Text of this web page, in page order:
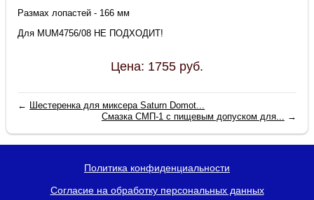
Размах лопастей - 166 мм
Для MUM4756/08 НЕ ПОДХОДИТ!
Цена: 1755 руб.
← Шестеренка для миксера Saturn Domot...
Смазка СМП-1 с пищевым допуском для... →
Политика конфиденциальности
Согласие на обработку персональных данных